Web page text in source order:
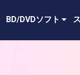
BD/DVDソフト